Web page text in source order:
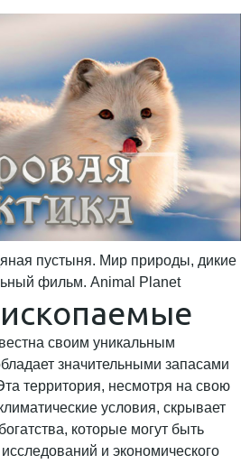
пустыня. Мир природы, дикие
фильм. Animal Planet
своим уникальным
значительными запасами
территория, несмотря на свою
условия, скрывает
которые могут быть
и экономического